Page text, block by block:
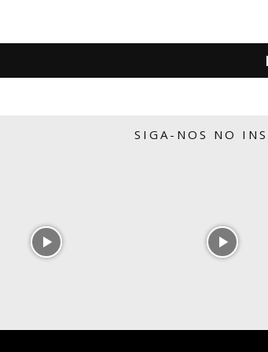
SIGA-NOS NO